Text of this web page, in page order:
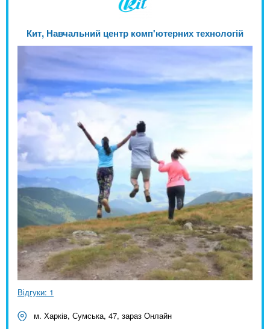
Кит, Навчальний центр комп'ютерних технологій
Відгуки: 1
м. Харків, Сумська, 47, зараз Онлайн